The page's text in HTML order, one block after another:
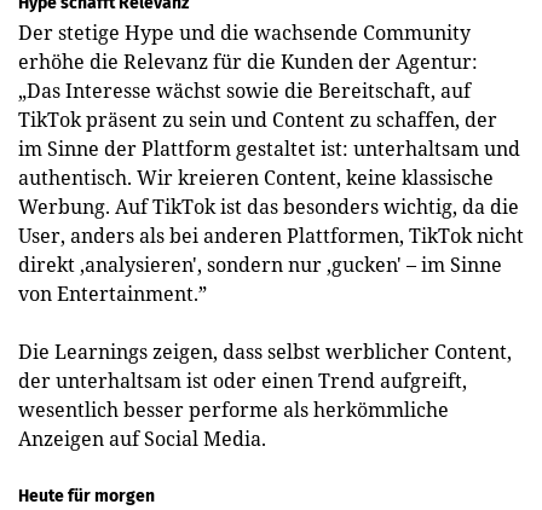
Der stetige Hype und die wachsende Community
erhöhe die Relevanz für die Kunden der Agentur:
„Das Interesse wächst sowie die Bereitschaft, auf
TikTok präsent zu sein und Content zu schaffen, der
im Sinne der Plattform gestaltet ist: unterhaltsam und
authentisch. Wir kreieren Content, keine klassische
Werbung. Auf TikTok ist das besonders wichtig, da die
User, anders als bei anderen Plattformen, TikTok nicht
direkt ‚analysieren', sondern nur ‚gucken' – im Sinne
von Entertainment.”
Die Learnings zeigen, dass selbst werblicher Content,
der unterhaltsam ist oder einen Trend aufgreift,
wesentlich besser performe als herkömmliche
Anzeigen auf Social Media.
Heute für morgen